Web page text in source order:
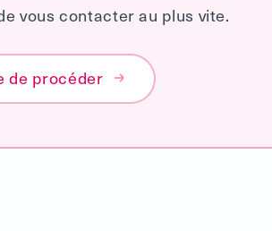
vous contacter au plus vite.
de procéder